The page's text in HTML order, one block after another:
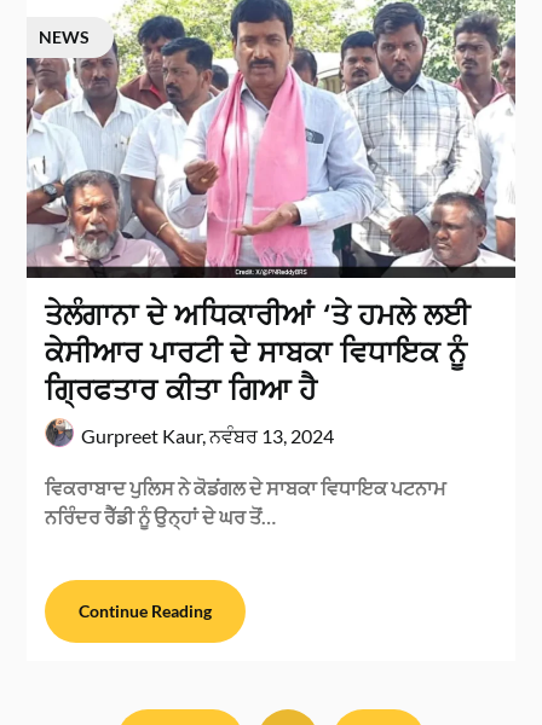
NEWS
ਤੇਲੰਗਾਨਾ ਦੇ ਅਧਿਕਾਰੀਆਂ ‘ਤੇ ਹਮਲੇ ਲਈ
ਕੇਸੀਆਰ ਪਾਰਟੀ ਦੇ ਸਾਬਕਾ ਵਿਧਾਇਕ ਨੂੰ
ਗ੍ਰਿਫਤਾਰ ਕੀਤਾ ਗਿਆ ਹੈ
Gurpreet Kaur,ਨਵੰਬਰ 13, 2024
ਵਿਕਰਾਬਾਦ ਪੁਲਿਸ ਨੇ ਕੋਡਂਗਲ ਦੇ ਸਾਬਕਾ ਵਿਧਾਇਕ ਪਟਨਾਮ
ਨਰਿੰਦਰ ਰੈੱਡੀ ਨੂੰ ਉਨ੍ਹਾਂ ਦੇ ਘਰ ਤੋਂ…
Continue Reading